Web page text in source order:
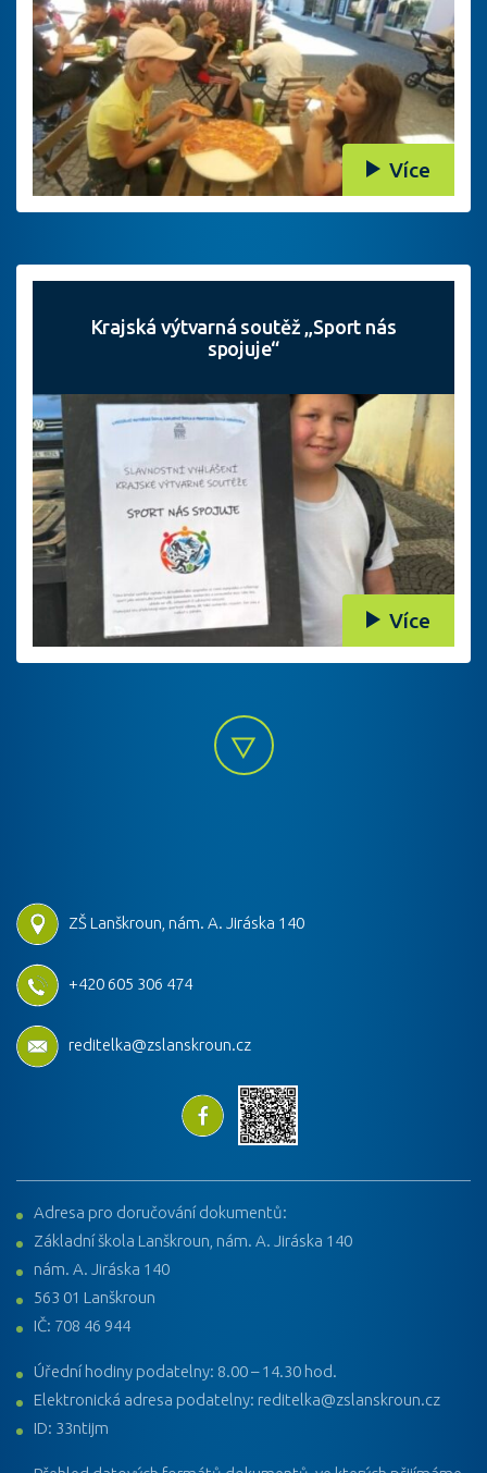
Více
Krajská výtvarná soutěž „Sport nás
spojuje“
Více
ZŠ Lanškroun, nám. A. Jiráska 140
+420 605 306 474
reditelka@zslanskroun.cz
Adresa pro doručování dokumentů:
Základní škola Lanškroun, nám. A. Jiráska 140
nám. A. Jiráska 140
563 01 Lanškroun
IČ: 708 46 944
Úřední hodiny podatelny: 8.00 – 14.30 hod.
Elektronická adresa podatelny: reditelka@zslanskroun.cz
ID: 33ntijm